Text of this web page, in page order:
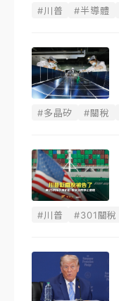
#川普 #半導體
#多晶矽 #關稅
#川普 #301關稅